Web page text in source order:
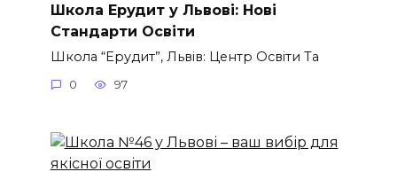
Школа Ерудит у Львові: Нові
Стандарти Освіти
Школа “Ерудит”, Львів: Центр Освіти Та
0 97